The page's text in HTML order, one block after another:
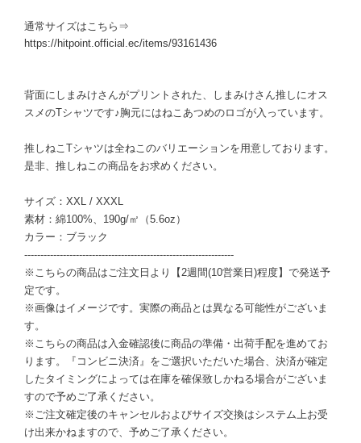
通常サイズはこちら⇒
https://hitpoint.official.ec/items/93161436
背面にしまみけさんがプリントされた、しまみけさん推しにオス
スメのTシャツです♪胸元にはねこあつめのロゴが入っています。
推しねこTシャツは全ねこのバリエーションを用意しております。
是非、推しねこの商品をお求めください。
サイズ：XXL / XXXL
素材：綿100%、190g/㎡（5.6oz）
カラー：ブラック
-----------------------------------------------------------------
※こちらの商品はご注文日より【2週間(10営業日)程度】で発送予
定です。
※画像はイメージです。実際の商品とは異なる可能性がございま
す。
※こちらの商品は入金確認後に商品の準備・出荷手配を進めてお
ります。『コンビニ決済』をご選択いただいた場合、決済が確定
したタイミングによっては在庫を確保致しかねる場合がございま
すので予めご了承ください。
※ご注文確定後のキャンセルおよびサイズ交換はシステム上お受
け出来かねますので、予めご了承ください。